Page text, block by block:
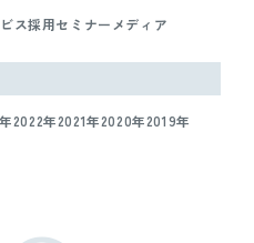
ス採用セミナー メディア
2022年2021年2020年2019年